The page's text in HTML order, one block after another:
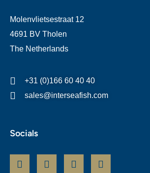
Molenvlietsestraat 12
4691 BV Tholen
The Netherlands
+31 (0)166 60 40 40
sales@interseafish.com
Socials